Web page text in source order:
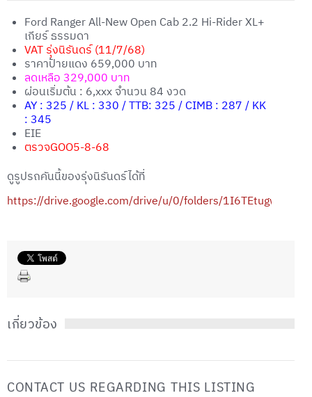
Ford Ranger All-New Open Cab 2.2 Hi-Rider XL+
เกียร์ ธรรมดา
VAT รุ่งนิรันดร์ (11/7/68)
ราคาป้ายแดง 659,000 บาท
ลดเหลือ 329,000 บาท
ผ่อนเริ่มต้น : 6,xxx จำนวน 84 งวด
AY : 325 / KL : 330 / TTB: 325 / CIMB : 287 / KK
: 345
EIE
ตรวจGOO5-8-68
ดูรูปรถคันนี้ของรุ่งนิรันดร์ได้ที่
https://drive.google.com/drive/u/0/folders/
เกี่ยวข้อง
CONTACT US REGARDING THIS LISTING